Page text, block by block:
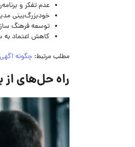
عدم تفکر و
خودبزرگ‌بینی
توسعه فرهنگ
کاهش اعتماد به
مطلب مرتبط: چگونه
راه حل‌های از